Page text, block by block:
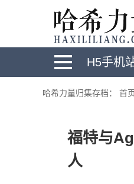
H5手机
哈希力量归集存档： 首页
福特与
人